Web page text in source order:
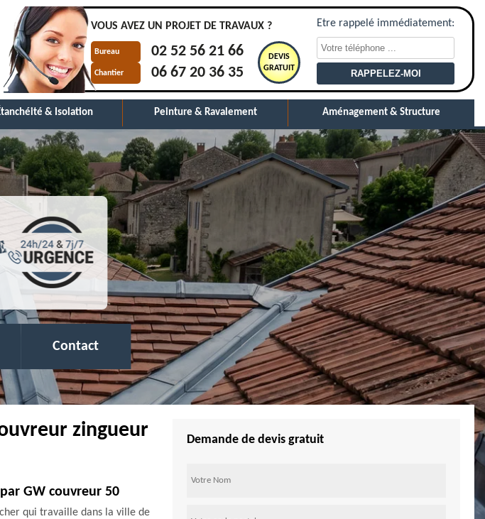
VOUS AVEZ UN PROJET DE TRAVAUX ?
Bureau 02 52 56 21 66
Chantier 06 67 20 36 35
DEVIS
GRATUIT
Etre rappelé immédiatement:
& Isolation Peinture & Ravalement Aménagement & Structure
Contact
zingueur
GW couvreur 50
qui travaille dans la ville de
Demande de devis gratuit